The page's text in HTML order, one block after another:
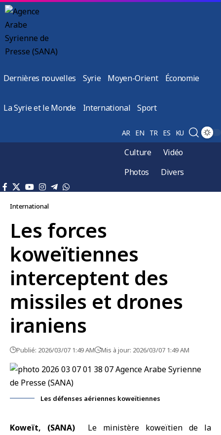
Dernières nouvelles Syrie Moyen-Orient Économie
La Syrie et le Monde International Sport
AR EN TR ES KU
Culture
Vidéo
Photos
Divers
International
Les forces
koweïtiennes
interceptent des
missiles et drones
iraniens
Publié: 2026/03/07 1:49 AM Mis à jour: 2026/03/07 1:49 AM
Les défenses aériennes koweïtiennes
Koweït, (SANA) Le ministère koweïtien de la